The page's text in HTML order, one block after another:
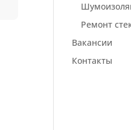
Ремонт
Вакансии
Контакты